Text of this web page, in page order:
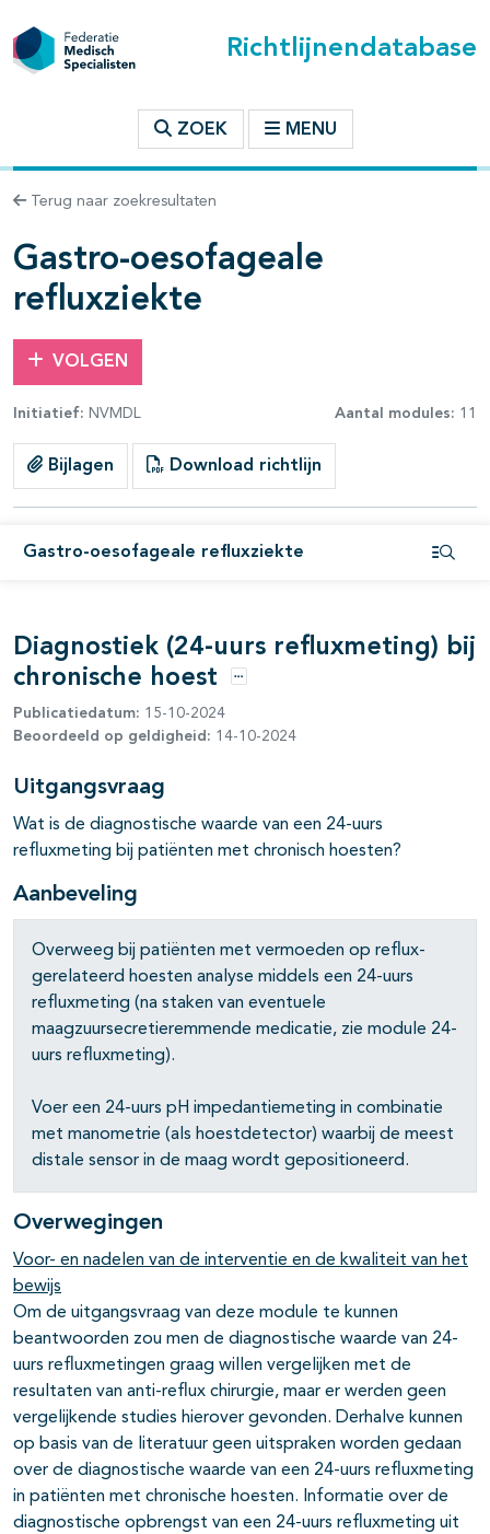
Richtlijnendatabase
ZOEK MENU
Terug naar zoekresultaten
Gastro-oesofageale
refluxziekte
VOLGEN
Initiatief: NVMDL Aantal modules: 11
Bijlagen Download richtlijn
Gastro-oesofageale refluxziekte
binnen deze richtlijn
open- en dichtklappen
Diagnostiek (24-uurs refluxmeting) bij
chronische hoest
Opties
Publicatiedatum: 15-10-2024
Beoordeeld op geldigheid: 14-10-2024
Uitgangsvraag
Wat is de diagnostische waarde van een 24-uurs
refluxmeting bij patiënten met chronisch hoesten?
Aanbeveling
Overweeg bij patiënten met vermoeden op reflux-
gerelateerd hoesten analyse middels een 24-uurs
refluxmeting (na staken van eventuele
maagzuursecretieremmende medicatie, zie module 24-
uurs refluxmeting).
Voer een 24-uurs pH impedantiemeting in combinatie
met manometrie (als hoestdetector) waarbij de meest
distale sensor in de maag wordt gepositioneerd.
Overwegingen
Voor- en nadelen van de interventie en de kwaliteit van het
bewijs
Om de uitgangsvraag van deze module te kunnen
beantwoorden zou men de diagnostische waarde van 24-
uurs refluxmetingen graag willen vergelijken met de
resultaten van anti-reflux chirurgie, maar er werden geen
vergelijkende studies hierover gevonden. Derhalve kunnen
op basis van de literatuur geen uitspraken worden gedaan
over de diagnostische waarde van een 24-uurs refluxmeting
in patiënten met chronische hoesten. Informatie over de
diagnostische opbrengst van een 24-uurs refluxmeting uit